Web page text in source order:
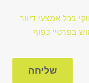
בכל אמצעי דיוור.
בפרטיי כפוף
שליחה